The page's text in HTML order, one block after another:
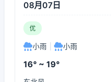
08月07日
优
小雨 小雨
16° ~ 19°